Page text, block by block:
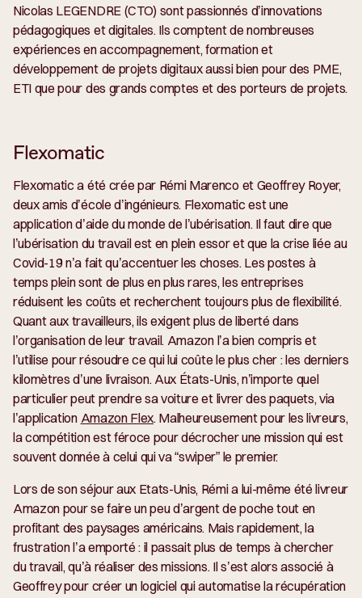
Nicolas LEGENDRE (CTO) sont passionnés d’innovations
pédagogiques et digitales. Ils comptent de nombreuses
expériences en accompagnement, formation et
développement de projets digitaux aussi bien pour des PME,
ETI que pour des grands comptes et des porteurs de projets.
Flexomatic
Flexomatic a été crée par Rémi Marenco et Geoffrey Royer,
deux amis d’école d’ingénieurs. Flexomatic est une
application d’aide du monde de l’ubérisation. Il faut dire que
l’ubérisation du travail est en plein essor et que la crise liée au
Covid-19 n’a fait qu’accentuer les choses. Les postes à
temps plein sont de plus en plus rares, les entreprises
réduisent les coûts et recherchent toujours plus de flexibilité.
Quant aux travailleurs, ils exigent plus de liberté dans
l’organisation de leur travail. Amazon l’a bien compris et
l’utilise pour résoudre ce qui lui coûte le plus cher : les derniers
kilomètres d’une livraison. Aux États-Unis, n’importe quel
particulier peut prendre sa voiture et livrer des paquets, via
l’application Amazon Flex. Malheureusement pour les livreurs,
la compétition est féroce pour décrocher une mission qui est
souvent donnée à celui qui va “swiper” le premier.
Lors de son séjour aux Etats-Unis, Rémi a lui-même été livreur
Amazon pour se faire un peu d’argent de poche tout en
profitant des paysages américains. Mais rapidement, la
frustration l’a emporté : il passait plus de temps à chercher
du travail, qu’à réaliser des missions. Il s’est alors associé à
Geoffrey pour créer un logiciel qui automatise la récupération